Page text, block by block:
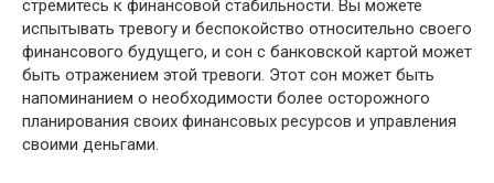
стремитесь к финансовой стабильности. Вы можете
испытывать тревогу и беспокойство относительно своего
финансового будущего, и сон с банковской картой может
быть отражением этой тревоги. Этот сон может быть
напоминанием о необходимости более осторожного
планирования своих финансовых ресурсов и управления
своими деньгами.